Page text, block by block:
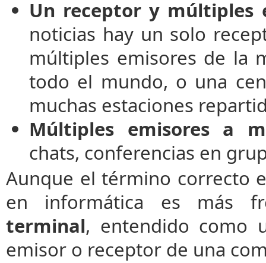
Un receptor y múltiples
noticias hay un solo
múltiples emisores de la
todo el mundo, o una
muchas estaciones
Múltiples emisores a
chats, conferencias en
Aunque el término correcto
en informática es más
terminal, entendido como
emisor o receptor de una